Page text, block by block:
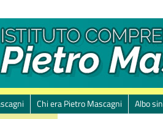
Chi era Pietro Mascagni Albo